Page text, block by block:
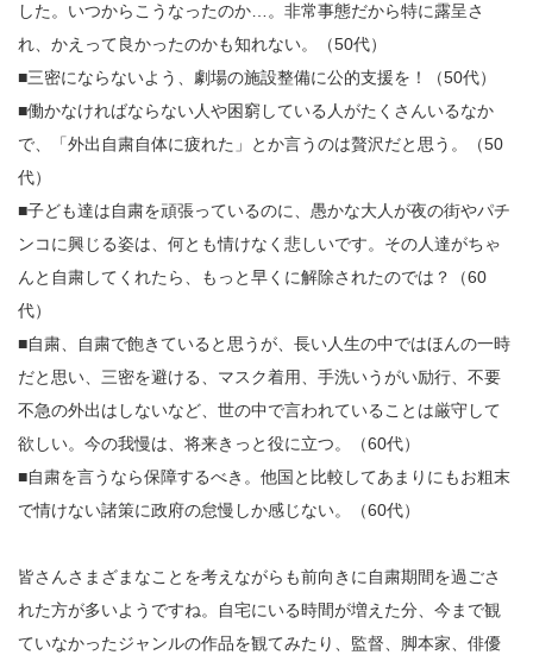
した。いつからこうなったのか…。非常事態だから特に露呈さ
れ、かえって良かったのかも知れない。（50代）
■三密にならないよう、劇場の施設整備に公的支援を！（50代）
■働かなければならない人や困窮している人がたくさんいるなか
で、「外出自粛自体に疲れた」とか言うのは贅沢だと思う。（50
代）
■子ども達は自粛を頑張っているのに、愚かな大人が夜の街やパチ
ンコに興じる姿は、何とも情けなく悲しいです。その人達がちゃ
んと自粛してくれたら、もっと早くに解除されたのでは？（60
代）
■自粛、自粛で飽きていると思うが、長い人生の中ではほんの一時
だと思い、三密を避ける、マスク着用、手洗いうがい励行、不要
不急の外出はしないなど、世の中で言われていることは厳守して
欲しい。今の我慢は、将来きっと役に立つ。（60代）
■自粛を言うなら保障するべき。他国と比較してあまりにもお粗末
で情けない諸策に政府の怠慢しか感じない。（60代）
皆さんさまざまなことを考えながらも前向きに自粛期間を過ごさ
れた方が多いようですね。自宅にいる時間が増えた分、今まで観
ていなかったジャンルの作品を観てみたり、監督、脚本家、俳優